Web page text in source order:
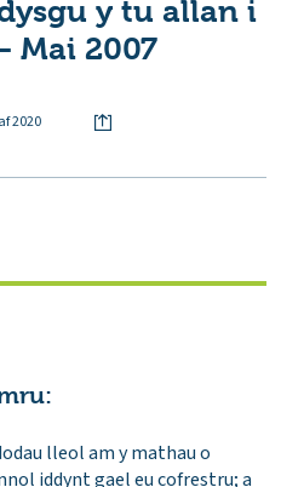
y tu allan i
Mai 2007
2020
lleol am y mathau o
iddynt gael eu cofrestru; a